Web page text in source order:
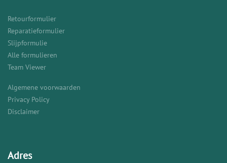
Retourformulier
Reparatieformulier
Slijpformulie
Alle formulieren
Team Viewer
Algemene voorwaarden
Privacy Policy
Disclaimer
Adres